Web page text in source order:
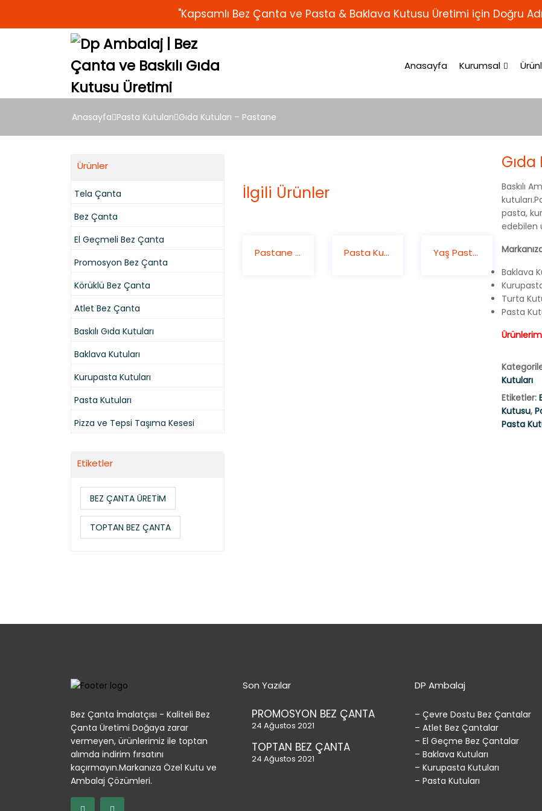
"Kapsamlı Bez Çanta ve Pasta & Baklava Kutusu Üretimi için Doğru
Anasayfa Kurumsal
Anasayfa Pasta Kutuları Gıda Kutuları – Pastane
Ürünler
Tela Çanta
Bez Çanta
El Geçmeli Bez Çanta
Promosyon Bez Çanta
Körüklü Bez Çanta
Atlet Bez Çanta
Baskılı Gıda Kutuları
Baklava Kutuları
Kurupasta Kutuları
Pasta Kutuları
Pizza ve Tepsi Taşıma Kesesi
Etiketler
BEZ ÇANTA ÜRETİM
TOPTAN BEZ ÇANTA
Baskılı
pasta,
edebilen
Baklava
Turta
Pasta
Kutuları
Etiketler:
Kutusu,
Pasta
İlgili Ürünler
Pastane Kutuları Pasta Kutuları Yaş Pasta Kutuları
Bez Çanta İmalatçısı - Kaliteli Bez
Çanta Üretimi Doğaya zarar
vermeyen, ürünlerimiz ile toptan
alımda indirim fırsatını
kaçırmayın.Markanıza Özel Kutu ve
Ambalaj Çözümleri.
Son Yazılar
PROMOSYON BEZ ÇANTA
24 Ağustos 2021
TOPTAN BEZ ÇANTA
24 Ağustos 2021
DP Ambalaj
– Çevre Dostu Bez Çantalar
– Atlet Bez Çantalar
– El Geçme Bez Çantalar
– Baklava Kutuları
– Kurupasta Kutuları
– Pasta Kutuları